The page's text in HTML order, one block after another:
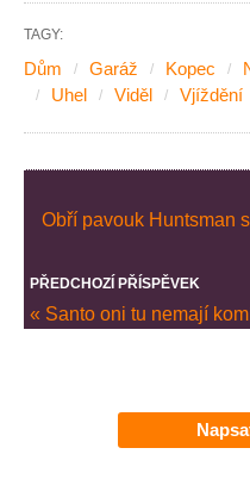
TAGY:
Dům Garáž Kopec
Uhel
Viděl Vjíždění
Obří pavouk Huntsman
PŘEDCHOZÍ PŘÍSPĚVEK
« Santo oni tu nemají